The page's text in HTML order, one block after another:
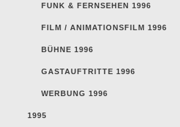
FUNK & FERNSEHEN 1996
FILM / ANIMATIONSFILM 1996
BÜHNE 1996
GASTAUFTRITTE 1996
WERBUNG 1996
1995